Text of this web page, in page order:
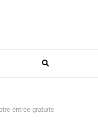
entrée gratuite